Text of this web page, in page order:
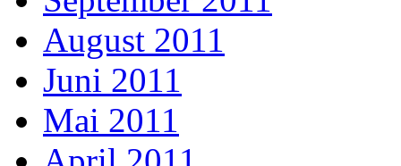
August 2011
Juni 2011
Mai 2011